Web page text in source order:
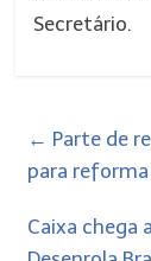
Secretário.
← Parte de
para reforma
Caixa chega